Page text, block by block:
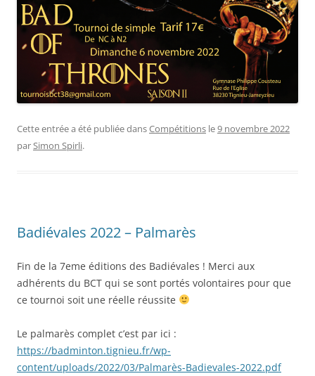
Cette entrée a été publiée dansCompétitions le9 novembre 2022
parSimon Spirli.
Badiévales 2022 – Palmarès
Fin de la 7eme éditions des Badiévales ! Merci aux
adhérents du BCT qui se sont portés volontaires pour que
ce tournoi soit une réelle réussite
Le palmarès complet c’est par ici :
https://badminton.tignieu.fr/wp-
content/uploads/2022/03/Palmarès-Badievales-2022.pdf